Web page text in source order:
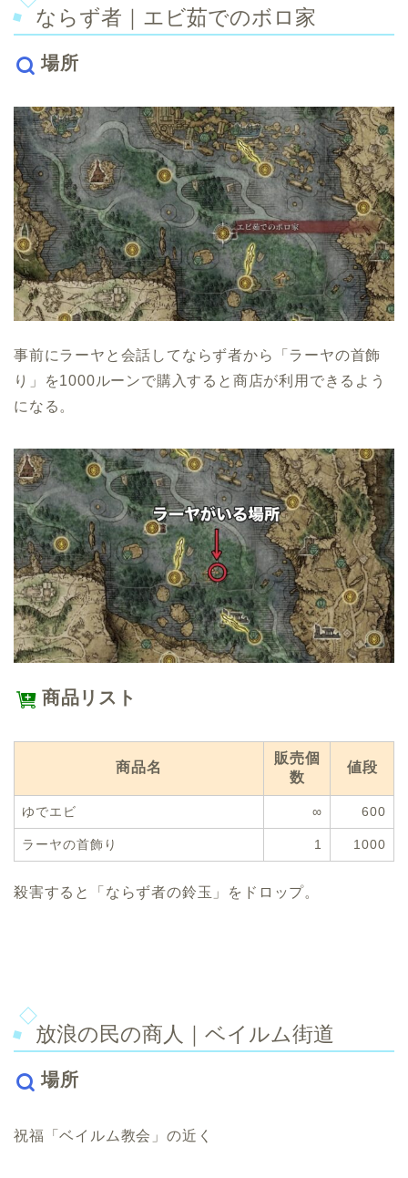
ならず者｜エビ茹でのボロ家
場所
事前にラーヤと会話してならず者から「ラーヤの首飾
り」を1000ルーンで購入すると商店が利用できるよう
になる。
商品リスト
商品名
販売個
数
値段
ゆでエビ ∞ 600
ラーヤの首飾り 1 1000
殺害すると「ならず者の鈴玉」をドロップ。
放浪の民の商人｜ベイルム街道
場所
祝福「ベイルム教会」の近く